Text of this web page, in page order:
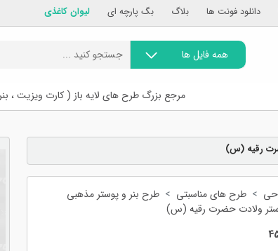
دانلود فونت ها بلاگ بگ پارچه ای لیوان کاغذی
همه فایل ها
مرجع بزرگ طرح های لایه باز ( کارت ویزیت ،
رقیه (س)
طرح های مناسبتی
طرح بنر و پوستر مذهبی
ولادت حضرت رقیه (س)